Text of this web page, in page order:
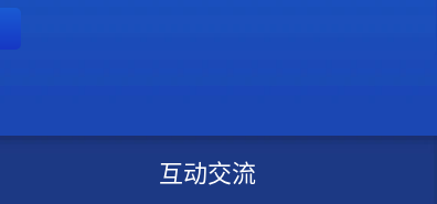
互动交流